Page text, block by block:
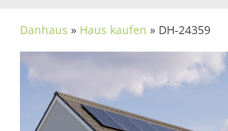
Danhaus » Haus kaufen » DH-24359